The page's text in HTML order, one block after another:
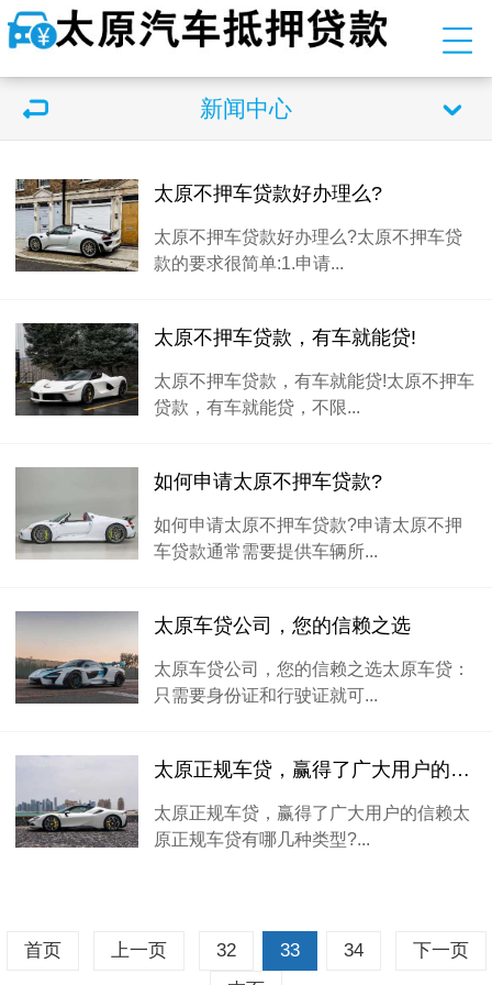
新闻中心
太原不押车贷款好办理么?
太原不押车贷款好办理么?太原不押车贷
款的要求很简单:1.申请...
太原不押车贷款，有车就能贷!
太原不押车贷款，有车就能贷!太原不押车
贷款，有车就能贷，不限...
如何申请太原不押车贷款?
如何申请太原不押车贷款?申请太原不押
车贷款通常需要提供车辆所...
太原车贷公司，您的信赖之选
太原车贷公司，您的信赖之选太原车贷：
只需要身份证和行驶证就可...
太原正规车贷，赢得了广大用户的信赖
太原正规车贷，赢得了广大用户的信赖太
原正规车贷有哪几种类型?...
首页 上一页 32 33 34
下一页